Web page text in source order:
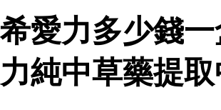
希愛力多少錢
力純中草藥提